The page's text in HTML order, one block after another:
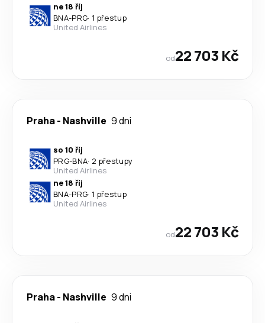
ne 18 říj
BNA-PRG· 1 přestup
United Airlines
od22 703 Kč
Praha- Nashville 9 dni
so 10 říj
PRG-BNA· 2 přestupy
United Airlines
ne 18 říj
BNA-PRG· 1 přestup
United Airlines
od22 703 Kč
Praha- Nashville 9 dni